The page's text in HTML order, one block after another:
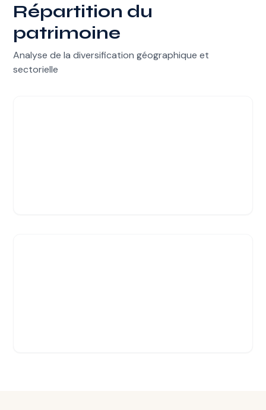
Répartition du
patrimoine
Analyse de la diversification géographique et
sectorielle